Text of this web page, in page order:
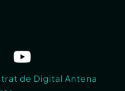
de Digital Antena